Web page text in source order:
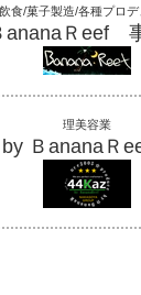
飲食/菓子製造/各種プロデ
ananaＲeef
理美容業
by ＢananaＲ